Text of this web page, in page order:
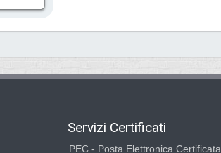
Servizi Certificati
PEC - Posta Elettronica Certificata